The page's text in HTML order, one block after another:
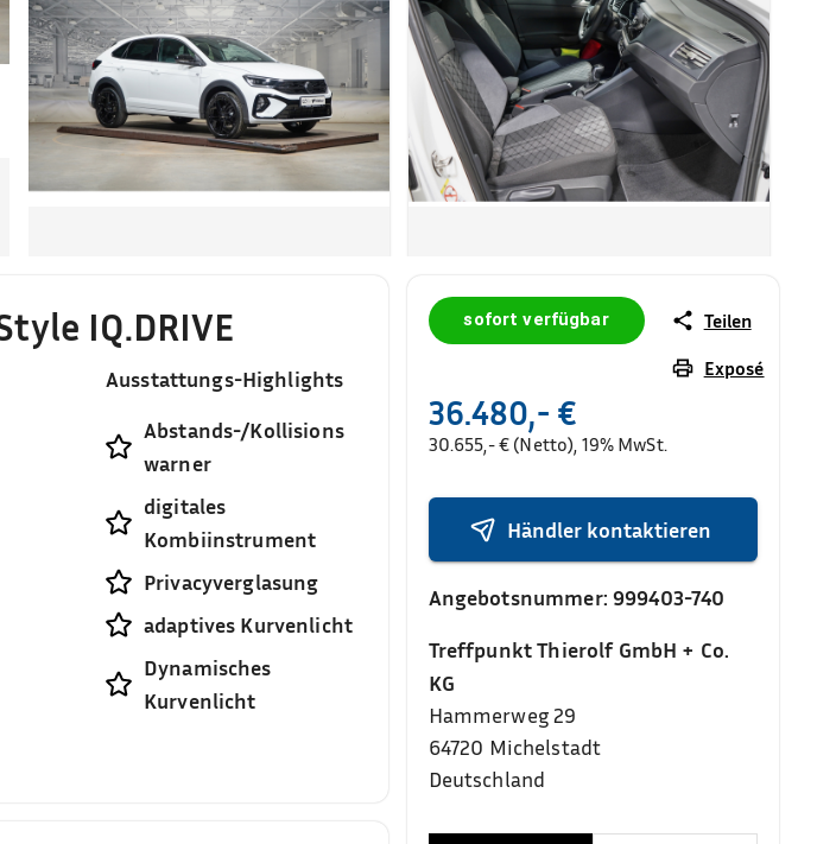
IQ.DRIVE
Ausstattungs-Highlights
Abstands-/Kollisions
warner
digitales
Kombiinstrument
Privacyverglasung
adaptives Kurvenlicht
Dynamisches
Kurvenlicht
sofort verfügbar
Teilen
Exposé
36.480,- €
30.655,- € (Netto), 19% MwSt.
Händler kontaktieren
Angebotsnummer: 999403-740
Treffpunkt Thierolf GmbH + Co.
KG
Hammerweg 29
64720 Michelstadt
Deutschland